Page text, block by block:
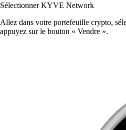
Sélectionner KYVE Network
Allez dans votre portefeuille crypto,
appuyez sur le bouton « Vendre ».